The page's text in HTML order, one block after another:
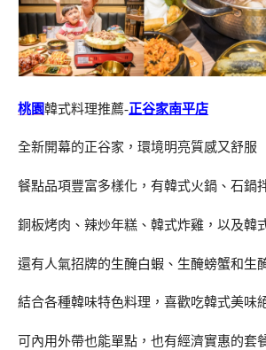
桃園韓式料理推薦-正谷家南平店
全新開幕的正谷家，環境明亮質感又舒服
餐點品項豐富多樣化，有韓式火鍋、石鍋
銅板烤肉、辣炒年糕、韓式炸雞，以及韓
還有人氣招牌的生醃白蝦、生醃螃蟹和生
結合各種韓味特色料理，喜歡吃韓式美味
可內用外帶也能單點，也有經濟實惠的套